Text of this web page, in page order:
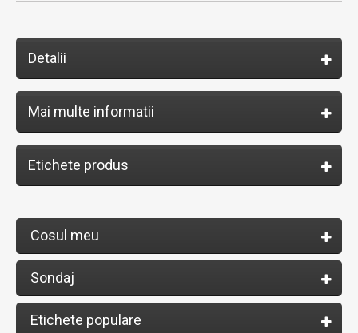
Detalii
Mai multe informatii
Etichete produs
Cosul meu
Sondaj
Etichete populare